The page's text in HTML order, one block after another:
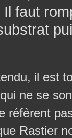
Il faut
il est
ne se
réfèrent
Rastier